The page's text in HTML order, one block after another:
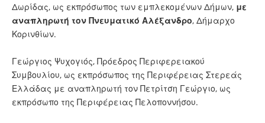
Δωρίδας, ως εκπρόσωπος των εμπλεκομένων Δήμων, με
αναπληρωτή τον Πνευματικό Αλέξανδρο, Δήμαρχο
Κορινθίων.
Γεώργιος Ψυχογιός, Πρόεδρος Περιφερειακού
Συμβουλίου, ως εκπρόσωπος της Περιφέρειας Στερεάς
Ελλάδας με αναπληρωτή τον Πετρίτση Γεώργιο, ως
εκπρόσωπο της Περιφέρειας Πελοποννήσου.